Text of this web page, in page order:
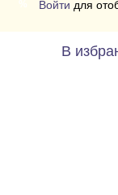
Войти для
В